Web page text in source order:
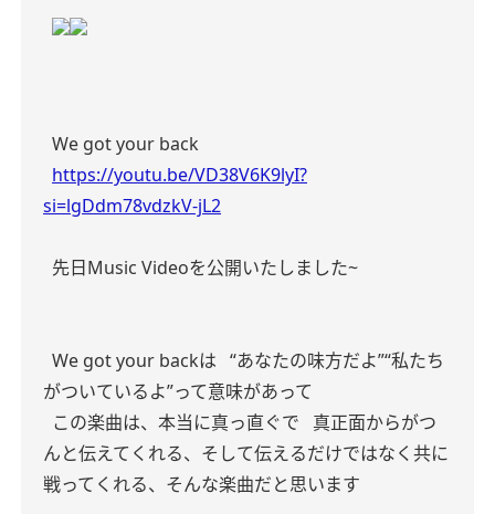
We got your back
https://youtu.be/VD38V6K9lyI?
si=lgDdm78vdzkV-jL2
先日Music Videoを公開いたしました~
We got your backは “あなたの味方だよ”“私たち
がついているよ”って意味があって
この楽曲は、本当に真っ直ぐで
真正面からがつ
んと伝えてくれる、そして伝えるだけではなく共に
戦ってくれる、そんな楽曲だと思います